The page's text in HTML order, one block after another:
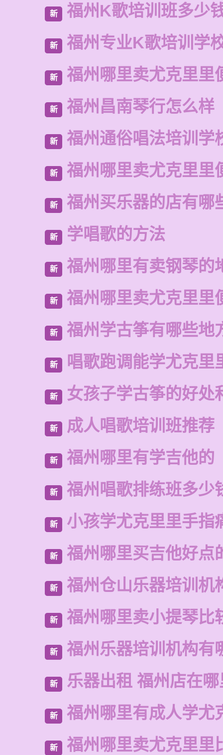
新 福州K歌培训班多少
新 福州专业K歌培训学
新 福州哪里卖尤克里里
新 福州昌南琴行怎么样
新 福州通俗唱法培训学
新 福州哪里卖尤克里里
新 福州买乐器的店有哪
新 学唱歌的方法
新 福州哪里有卖钢琴的
新 福州哪里卖尤克里里
新 福州学古筝有哪些地
新 唱歌跑调能学尤克里
新 女孩子学古筝的好处
新 成人唱歌培训班推荐
新 福州哪里有学吉他的
新 福州唱歌排练班多少
新 小孩学尤克里里手指
新 福州哪里买吉他好点
新 福州仓山乐器培训机
新 福州哪里卖小提琴比
新 福州乐器培训机构有
新 乐器出租 福州店在
新 福州哪里有成人学尤
新 福州哪里卖尤克里里